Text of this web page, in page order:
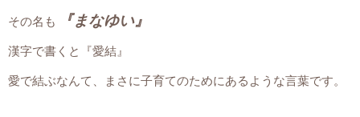
その名も 『まなゆい』
漢字で書くと『愛結』
愛で結ぶなんて、まさに子育てのためにあるような言葉です。